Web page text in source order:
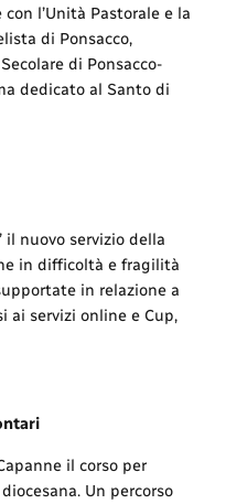
l’Unità Pastorale e la
di Ponsacco,
di Ponsacco-
dedicato al Santo di
il nuovo servizio della
in difficoltà e fragilità
in relazione a
ai servizi online e Cup,
il corso per
Un percorso